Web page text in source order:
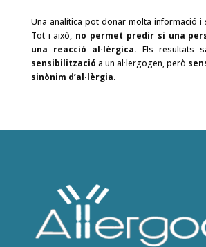
Una analítica pot donar molta informació i
Tot i això, no permet predir si una
una reacció al·lèrgica. Els resultats
sensibilització a un al·lergogen, però
sinònim d’al·lèrgia.